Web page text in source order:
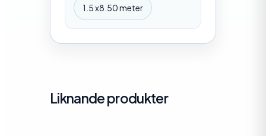
1.5 x8.50 meter
Liknande produkter